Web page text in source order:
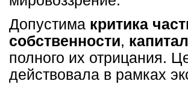
Допустима критика
собственности,
полного их отрицания.
действовала в рамках